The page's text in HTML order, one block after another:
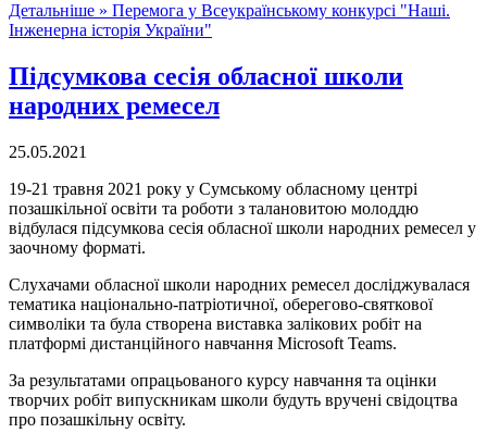
Детальніше » Перемога у Всеукраїнському конкурсі "Наші.
Інженерна історія України"
Підсумкова сесія обласної школи
народних ремесел
25.05.2021
19-21 травня 2021 року у Сумському обласному центрі
позашкільної освіти та роботи з талановитою молоддю
відбулася підсумкова сесія обласної школи народних ремесел у
заочному форматі.
Слухачами обласної школи народних ремесел досліджувалася
тематика національно-патріотичної, оберегово-святкової
символіки та була створена виставка залікових робіт на
платформі дистанційного навчання Microsoft Teams.
За результатами опрацьованого курсу навчання та оцінки
творчих робіт випускникам школи будуть вручені свідоцтва
про позашкільну освіту.